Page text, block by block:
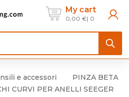
My cart
0,00 € 0
e accessori
PINZA BETA
CURVI PER ANELLI SEEGER